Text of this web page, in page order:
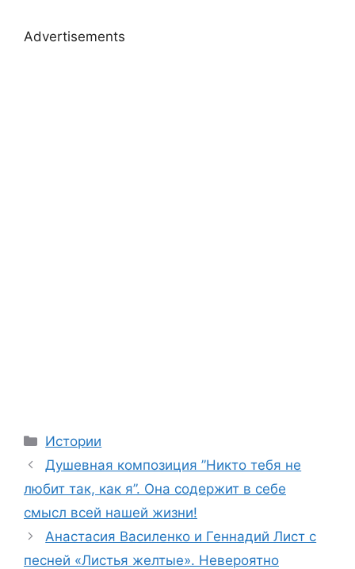
Advertisements
Categories
Истории
Душевная композиция ”Никто тебя не
любит так, как я”. Она содержит в себе
смысл всей нашей жизни!
Анастасия Василенко и Геннадий Лист с
песней «Листья желтые». Невероятно